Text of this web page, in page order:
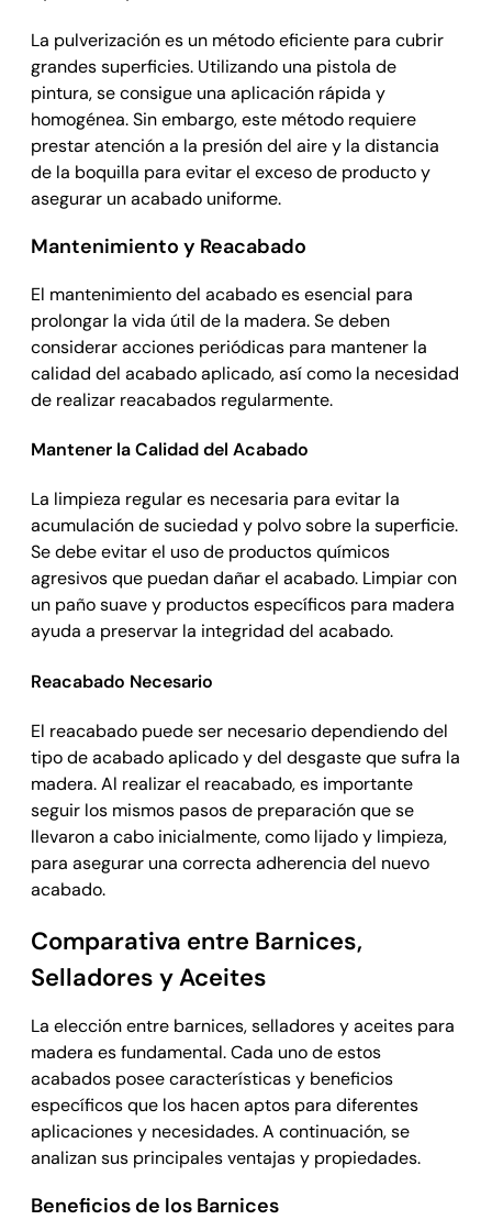
La pulverización es un método eficiente para cubrir
grandes superficies. Utilizando una pistola de
pintura, se consigue una aplicación rápida y
homogénea. Sin embargo, este método requiere
prestar atención a la presión del aire y la distancia
de la boquilla para evitar el exceso de producto y
asegurar un acabado uniforme.
Mantenimiento y Reacabado
El mantenimiento del acabado es esencial para
prolongar la vida útil de la madera. Se deben
considerar acciones periódicas para mantener la
calidad del acabado aplicado, así como la necesidad
de realizar reacabados regularmente.
Mantener la Calidad del Acabado
La limpieza regular es necesaria para evitar la
acumulación de suciedad y polvo sobre la superficie.
Se debe evitar el uso de productos químicos
agresivos que puedan dañar el acabado. Limpiar con
un paño suave y productos específicos para madera
ayuda a preservar la integridad del acabado.
Reacabado Necesario
El reacabado puede ser necesario dependiendo del
tipo de acabado aplicado y del desgaste que sufra la
madera. Al realizar el reacabado, es importante
seguir los mismos pasos de preparación que se
llevaron a cabo inicialmente, como lijado y limpieza,
para asegurar una correcta adherencia del nuevo
acabado.
Comparativa entre Barnices,
Selladores y Aceites
La elección entre barnices, selladores y aceites para
madera es fundamental. Cada uno de estos
acabados posee características y beneficios
específicos que los hacen aptos para diferentes
aplicaciones y necesidades. A continuación, se
analizan sus principales ventajas y propiedades.
Beneficios de los Barnices